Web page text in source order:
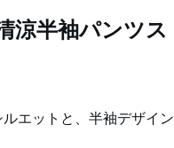
涼半袖パンツス
エットと、半袖デザイン